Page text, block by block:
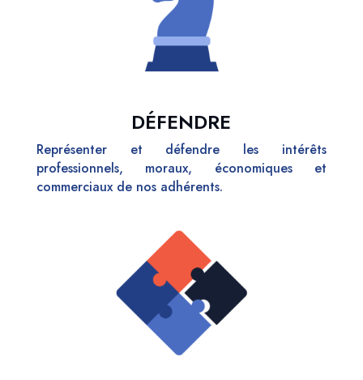
DÉFENDRE
Représenter et défendre les intérêts
professionnels, moraux, économiques et
commerciaux de nos adhérents.